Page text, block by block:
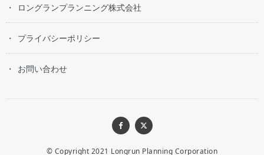
ロングランプランニング株式会社
プライバシーポリシー
お問い合わせ
© Copyright 2021 Longrun Planning Corporation